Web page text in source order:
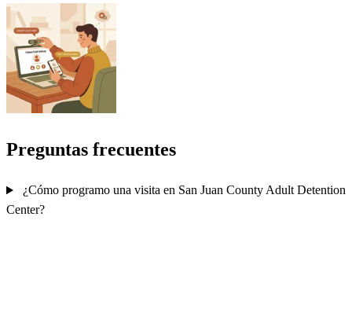
Preguntas frecuentes
¿Cómo programo una visita en San Juan County Adult Detention
Center?